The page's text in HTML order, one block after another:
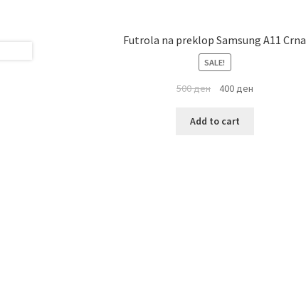
Futrola na preklop Samsung A11 Crna
SALE!
500ден 400ден
Add to cart